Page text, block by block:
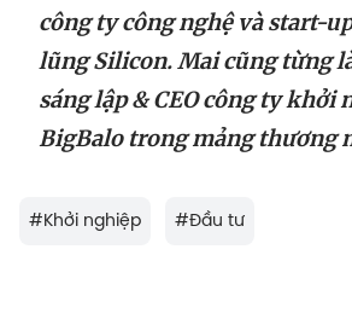
công ty công nghệ và start-
lũng Silicon. Mai cũng từng
sáng lập & CEO công ty khởi
BigBalo trong mảng thương
#Khởi nghiệp #Đầu tư